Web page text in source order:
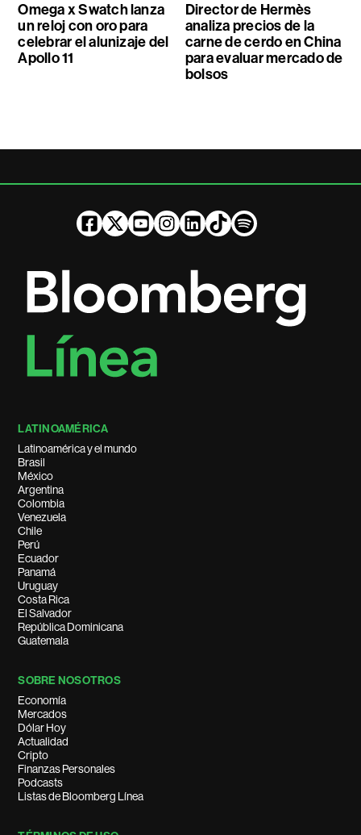
Omega x Swatch lanza
un reloj con oro para
celebrar el alunizaje del
Apollo 11
Director de Hermès
analiza precios de la
carne de cerdo en China
para evaluar mercado de
bolsos
LATINOAMÉRICA
Latinoamérica y el mundo
Brasil
México
Argentina
Colombia
Venezuela
Chile
Perú
Ecuador
Panamá
Uruguay
Costa Rica
El Salvador
República Dominicana
Guatemala
SOBRE NOSOTROS
Economía
Mercados
Dólar Hoy
Actualidad
Cripto
Finanzas Personales
Podcasts
Listas de Bloomberg Línea